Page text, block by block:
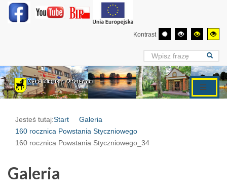
Kontrast
Jesteś tutaj:Start
Galeria
160 rocznica Powstania Styczniowego
160 rocznica Powstania Styczniowego_34
Galeria